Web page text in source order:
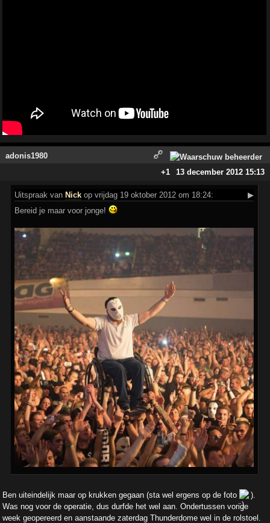
adonis1980
+1
13 december 2012 15:13
Uitspraak vanNick op vrijdag 19 oktober 2012 om 18:24:
▶
Bereid je maar voor jonge!
Ben uiteindelijk maar op krukken gegaan (sta wel ergens op de foto
).
Was nog voor de operatie, dus durfde het wel aan. Ondertussen vorige
week geopereerd en aanstaande zaterdag Thunderdome wel in de rolstoel.